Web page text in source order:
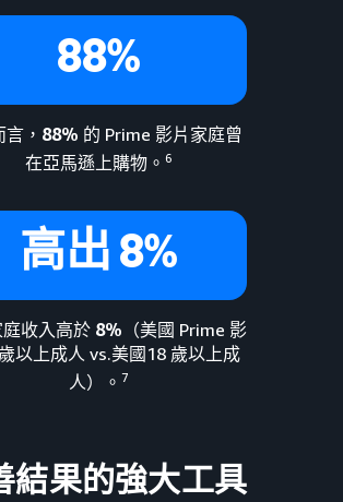
88%
， 88% 的 Prime 影片家庭曾
在亞馬遜上購物。 6
高出 8%
收入高於 8% （美國 Prime 影
以上成人 vs.美國18 歲以上成
人）。 7
結果的強大工具